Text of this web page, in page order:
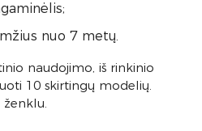
nuo 7 metų.
naudojimo, iš rinkinio
10 skirtingų modelių.
ženklu.